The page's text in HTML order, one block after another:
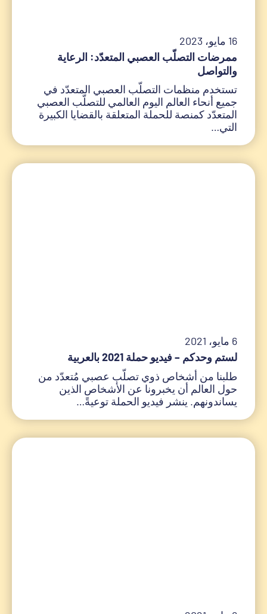
ممرضات التصلّب العصبي المتعدّد: الرعاية
والتواصل
16 مايو، 2023
تستخدم منظمات التصلّب العصبي المتعدّد في
جميع أنحاء العالم اليوم العالمي للتصلّب العصبي
المتعدّد كمنصة للحملة المتعلقة بالقضايا الكبيرة
التي…
لستم وحدكم – فيديو حملة 2021 بالعربية
6 مايو، 2021
طلبنا من أشخاص ذوي تصلّب عصبي مُتعدّد من
حول العالم أن يخبرونا عن الأشخاص الذين
يساندونهم. ينشر فيديو الحملة توعيةً…